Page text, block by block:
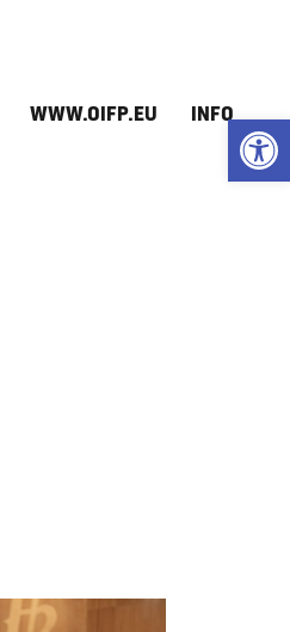
WWW.OIFP.EU INFO